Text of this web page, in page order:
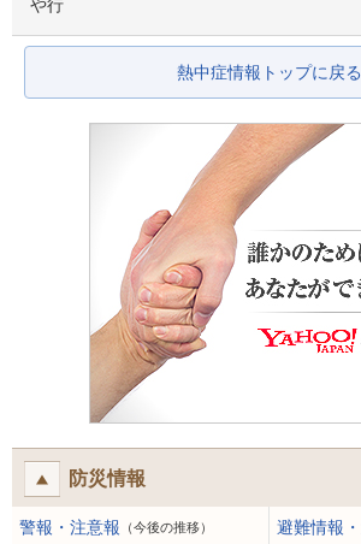
や行
熱中症情報トップに戻る
防災情報
警報・注意報 （今後の推移） 避難情報